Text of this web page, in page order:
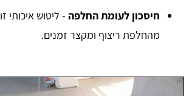
חיסכון לעומת החלפה - ליטוש איכותי
מהחלפת ריצוף ומקצר זמנים.